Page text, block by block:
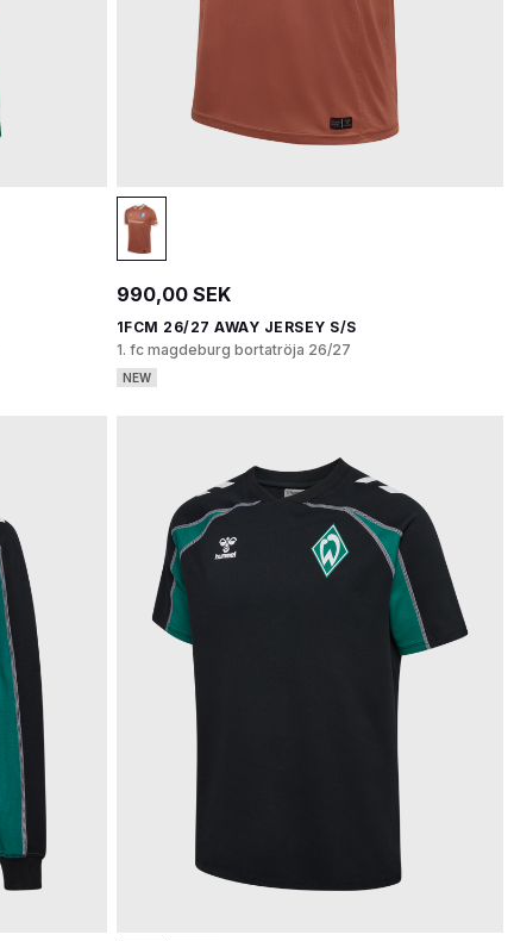
990,00 SEK
1FCM 26/27 AWAY JERSEY S/S
1. fc magdeburg bortatröja 26/27
NEW